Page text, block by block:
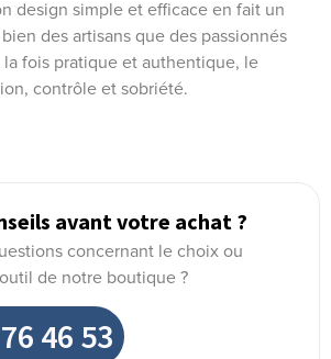
design simple et efficace en fait un
des artisans que des passionnés
la fois pratique et authentique, le
contrôle et sobriété.
avant votre achat ?
concernant le choix ou
outil de notre boutique ?
46 53